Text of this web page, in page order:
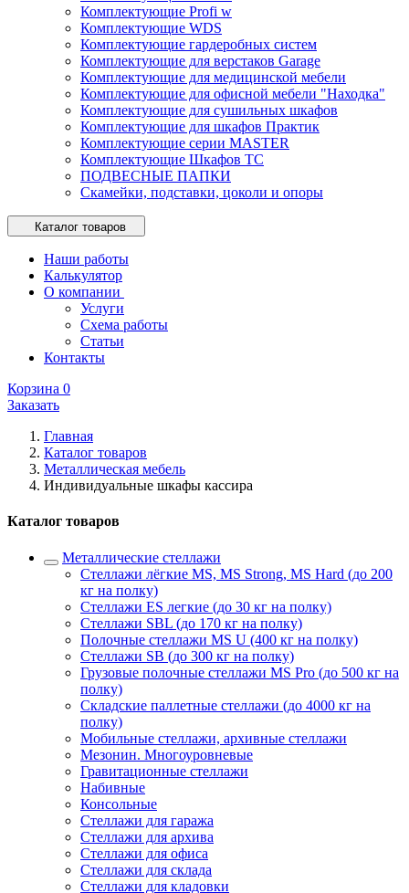
Комплектующие Profi w
Комплектующие WDS
Комплектующие гардеробных систем
Комплектующие для верстаков Garage
Комплектующие для медицинской мебели
Комплектующие для офисной мебели "Находка"
Комплектующие для сушильных шкафов
Комплектующие для шкафов Практик
Комплектующие серии MASTER
Комплектующие Шкафов ТС
ПОДВЕСНЫЕ ПАПКИ
Скамейки, подставки, цоколи и опоры
Каталог товаров
Наши работы
Калькулятор
О компании
Услуги
Схема работы
Статьи
Контакты
Корзина 0
Заказать
Главная
Каталог товаров
Металлическая мебель
Индивидуальные шкафы кассира
Каталог товаров
Металлические стеллажи
Стеллажи лёгкие MS, MS Strong, MS Hard (до 200
кг на полку)
Стеллажи ES легкие (до 30 кг на полку)
Стеллажи SBL (до 170 кг на полку)
Полочные стеллажи MS U (400 кг на полку)
Стеллажи SB (до 300 кг на полку)
Грузовые полочные стеллажи MS Pro (до 500 кг на
полку)
Складские паллетные стеллажи (до 4000 кг на
полку)
Мобильные стеллажи, архивные стеллажи
Мезонин. Многоуровневые
Гравитационные стеллажи
Набивные
Консольные
Стеллажи для гаража
Стеллажи для архива
Стеллажи для офиса
Стеллажи для склада
Стеллажи для кладовки